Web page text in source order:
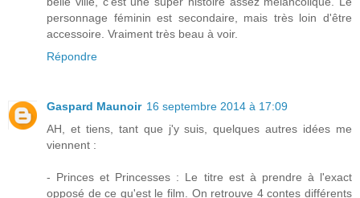
personnage féminin est secondaire, mais très loin d'être
accessoire. Vraiment très beau à voir.
Répondre
Gaspard Maunoir 16 septembre 2014 à 17:09
AH, et tiens, tant que j'y suis, quelques autres idées me
viennent :
- Princes et Princesses : Le titre est à prendre à l'exact
opposé de ce qu'est le film. On retrouve 4 contes différents